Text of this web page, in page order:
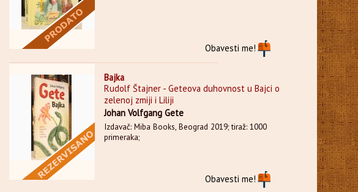
Obavesti me!
Bajka
Rudolf Štajner - Geteova duhovnost u Bajci o
zelenoj zmiji i Liliji
Johan Volfgang Gete
Izdavač: Miba Books, Beograd 2019; tiraž: 1000
primeraka;
Obavesti me!